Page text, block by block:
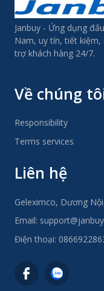
Janbuy - Ứng dụng
Nam, uy tín, tiết kiệm,
trợ khách hàng 24/7.
Về chúng
Responsibility
Terms services
Liên hệ
Geleximco, Dương
Email:
Điện thoại: